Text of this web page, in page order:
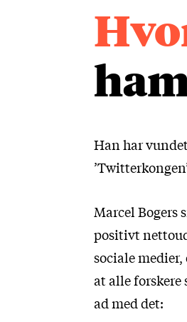
Han har
Marcel Bogers
positivt
sociale
at alle
ad med det: